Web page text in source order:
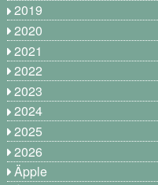
2019
2020
2021
2022
2023
2024
2025
2026
Äpple